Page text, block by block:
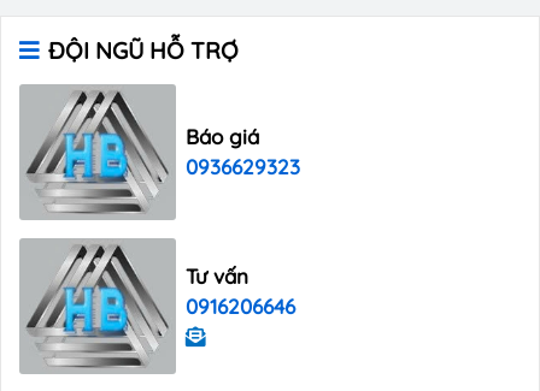
ĐỘI NGŨ HỖ TRỢ
Báo giá
0936629323
Tư vấn
0916206646